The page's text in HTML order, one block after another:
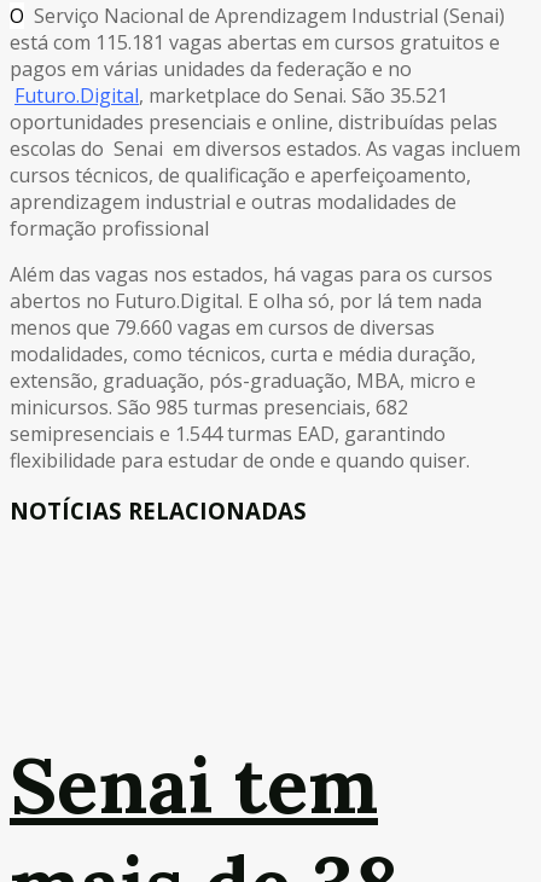
O Serviço Nacional de Aprendizagem Industrial (Senai)
está com 115.181 vagas abertas em cursos gratuitos e
pagos em várias unidades da federação e no
Futuro.Digital, marketplace do Senai. São 35.521
oportunidades presenciais e online, distribuídas pelas
escolas do Senai em diversos estados. As vagas incluem
cursos técnicos, de qualificação e aperfeiçoamento,
aprendizagem industrial e outras modalidades de
formação profissional
Além das vagas nos estados, há vagas para os cursos
abertos no Futuro.Digital. E olha só, por lá tem nada
menos que 79.660 vagas em cursos de diversas
modalidades, como técnicos, curta e média duração,
extensão, graduação, pós-graduação, MBA, micro e
minicursos. São 985 turmas presenciais, 682
semipresenciais e 1.544 turmas EAD, garantindo
flexibilidade para estudar de onde e quando quiser.
NOTÍCIAS RELACIONADAS
Senai tem